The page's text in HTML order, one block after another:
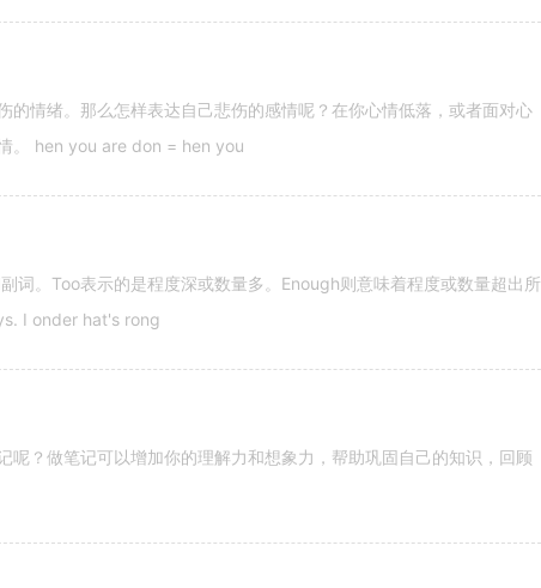
情绪。那么怎样表达自己悲伤的感情呢？在你心情低落，或者面对心
。 hen you are don = hen you
。Too表示的是程度深或数量多。Enough则意味着程度或数量超出所
I onder hat's rong
呢？做笔记可以增加你的理解力和想象力，帮助巩固自己的知识，回顾